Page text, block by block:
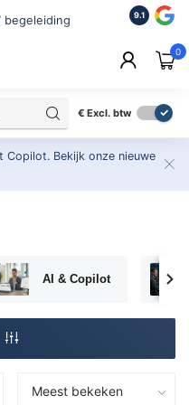
begeleiding
ISO
2.500+
9.1
0
€ Excl. btw
Copilot. Bekijk onze nieuwe
AI & Copilot